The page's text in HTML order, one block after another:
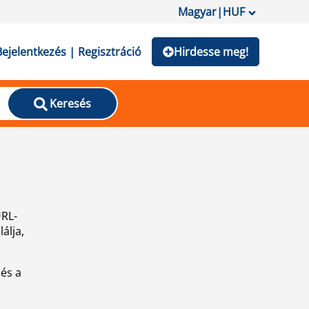
Magyar|HUF
| Regisztráció Hirdesse meg!
Keresés
a